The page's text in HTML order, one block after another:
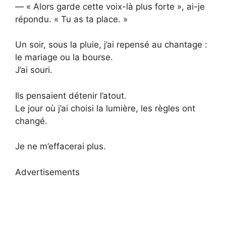
— « Alors garde cette voix-là plus forte », ai-je
répondu. « Tu as ta place. »
Un soir, sous la pluie, j’ai repensé au chantage :
le mariage ou la bourse.
J’ai souri.
Ils pensaient détenir l’atout.
Le jour où j’ai choisi la lumière, les règles ont
changé.
Je ne m’effacerai plus.
Advertisements